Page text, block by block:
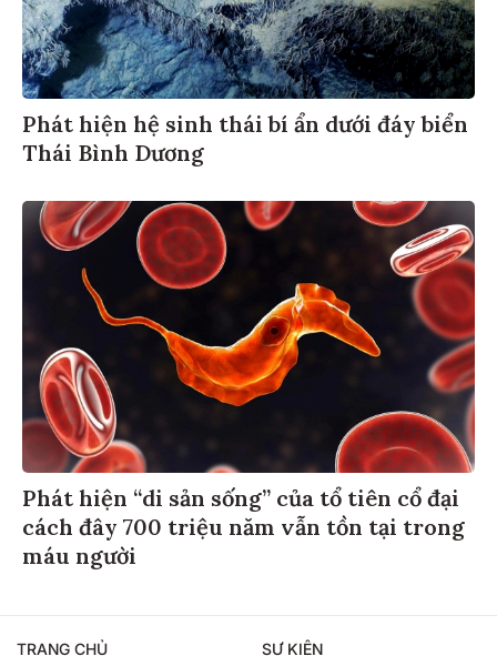
Phát hiện hệ sinh thái bí ẩn dưới đáy biển
Thái Bình Dương
Phát hiện “di sản sống” của tổ tiên cổ đại
cách đây 700 triệu năm vẫn tồn tại trong
máu người
TRANG CHỦ SỰ KIỆN